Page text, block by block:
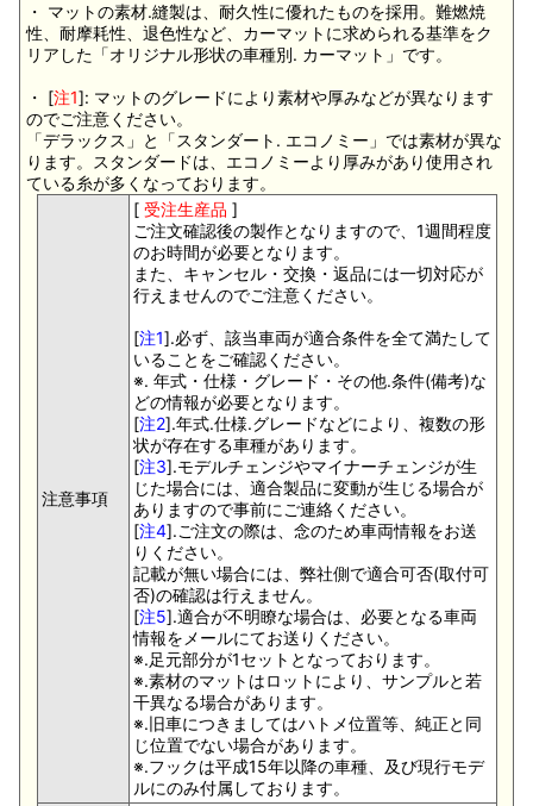
・ マットの素材.縫製は、耐久性に優れたものを採用。難燃焼
性、耐摩耗性、退色性など、カーマットに求められる基準をク
リアした「オリジナル形状の車種別. カーマット」です。
・ [注1]: マットのグレードにより素材や厚みなどが異なります
のでご注意ください。
「デラックス」と「スタンダート. エコノミー」では素材が異な
ります。スタンダードは、エコノミーより厚みがあり使用され
ている糸が多くなっております。
注意事項
[ 受注生産品 ]
ご注文確認後の製作となりますので、1週間程度
のお時間が必要となります。
また、キャンセル・交換・返品には一切対応が
行えませんのでご注意ください。
[注1].必ず、該当車両が適合条件を全て満たして
いることをご確認ください。
※. 年式・仕様・グレード・その他.条件(備考)な
どの情報が必要となります。
[注2].年式.仕様.グレードなどにより、複数の形
状が存在する車種があります。
[注3].モデルチェンジやマイナーチェンジが生
じた場合には、適合製品に変動が生じる場合が
ありますので事前にご連絡ください。
[注4].ご注文の際は、念のため車両情報をお送
りください。
記載が無い場合には、弊社側で適合可否(取付可
否)の確認は行えません。
[注5].適合が不明瞭な場合は、必要となる車両
情報をメールにてお送りください。
※.足元部分が1セットとなっております。
※.素材のマットはロットにより、サンプルと若
干異なる場合があります。
※.旧車につきましてはハトメ位置等、純正と同
じ位置でない場合があります。
※.フックは平成15年以降の車種、及び現行モデ
ルにのみ付属しております。